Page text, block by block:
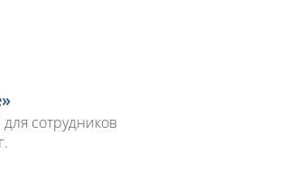
сотрудников